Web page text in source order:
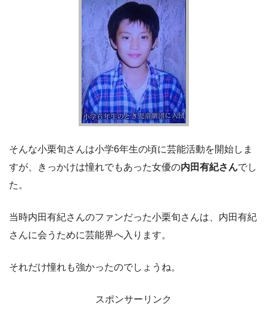
そんな小栗旬さんは小学6年生の頃に芸能活動を開始しま
すが、きっかけは憧れでもあった女優の内田有紀さんでし
た。
当時内田有紀さんのファンだった小栗旬さんは、内田有紀
さんに会うために芸能界へ入ります。
それだけ憧れも強かったのでしょうね。
スポンサーリンク